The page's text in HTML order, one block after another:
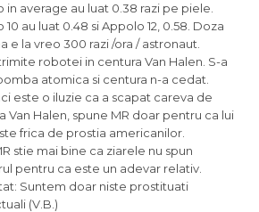
in average au luat 0.38 razi pe piele.
10 au luat 0.48 si Appolo 12, 0.58. Doza
e la vreo 300 razi /ora / astronaut.
robotei in centura Van Halen. S-a
atomica si centura n-a cedat.
este o iluzie ca a scapat careva de
Van Halen, spune MR doar pentru ca lui
frica de prostia americanilor.
stie mai bine ca ziarele nu spun
pentru ca este un adevar relativ.
Suntem doar niste prostituati
(V.B.)